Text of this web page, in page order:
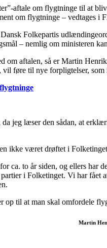
aftale om flygtninge til at
om flygtninge – vedtages i
Folkepartis
– nemlig om ministeren
om aftalen, så er Martin
føre til nye forpligtelser,
jeg læser den sådan, at
ikke været drøftet i
ca. to år siden, og ellers
i Folketinget. Vi har
op til at man skal omfordele
Martin